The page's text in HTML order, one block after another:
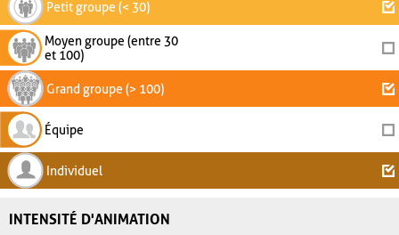
Petit groupe (< 30)
Moyen groupe (entre 30
et 100)
Grand groupe (> 100)
Équipe
Individuel
INTENSITÉ D'ANIMATION